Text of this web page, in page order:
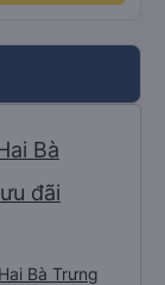
Bà
đãi
Bà Trưng